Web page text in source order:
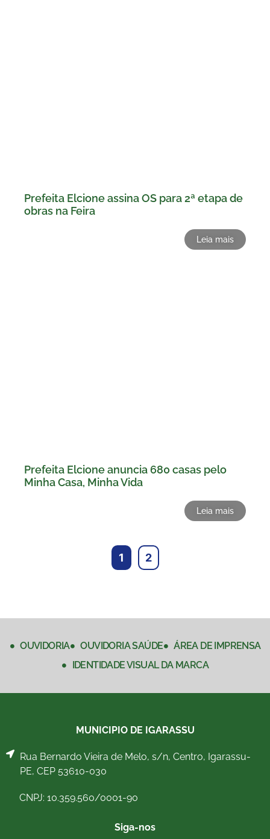
Prefeita Elcione assina OS para 2ª etapa de
obras na Feira
Leia mais
Prefeita Elcione anuncia 680 casas pelo
Minha Casa, Minha Vida
Leia mais
1 2
OUVIDORIA OUVIDORIA SAÚDE
ÁREA DE IMPRENSA
IDENTIDADE VISUAL DA MARCA
MUNICIPIO DE IGARASSU
Rua Bernardo Vieira de Melo, s/n, Centro, Igarassu-
PE, CEP 53610-030
CNPJ: 10.359.560/0001-90
Siga-nos